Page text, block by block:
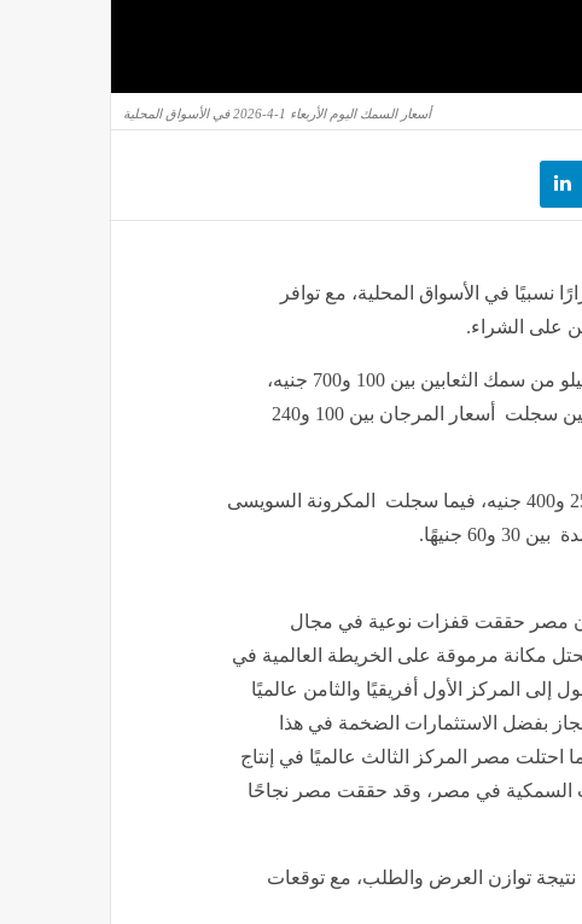
أسعار السمك اليوم الأربعاء 1-4-2026 في الأسواق المحلية
1 أبريل 2026 استقرارًا نسبيًا في الأسواق المحلية، مع توافر
على الشراء.
وسجل سعر الكابوريا بين 50 و180 جنيهًا، فيما سجل كيلو من سمك الثعابين بين 100 و700 جنيه،
وسجل كيلو سمك الدنيس نحو 275 و425 جنيهًا، في حين سجلت أسعار المرجان بين 100 و240
وسجلت أسعار كيلو سبيط، وكاليمارى، وسابيا بين 250 و400 جنيه، فيما سجلت المكرونة السويسى
أن مصر حققت قفزات نوعية في مجال
مكانة مرموقة على الخريطة العالمية في
المركز الأول أفريقيًا والثامن عالميًا
بفضل الاستثمارات الضخمة في هذا
احتلت مصر المركز الثالث عالميًا في إنتاج
السمكية في مصر، وقد حققت مصر نجاحًا
نتيجة توازن العرض والطلب، مع توقعات